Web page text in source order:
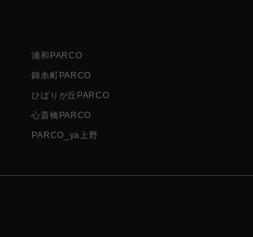
浦和PARCO
錦糸町PARCO
ひばりが丘PARCO
心斎橋PARCO
PARCO_ya上野